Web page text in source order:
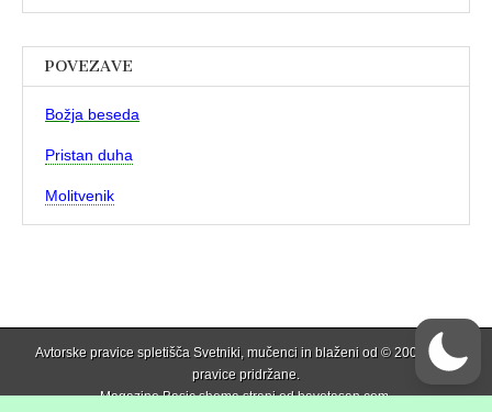
POVEZAVE
Božja beseda
Pristan duha
Molitvenik
Avtorske pravice spletišča Svetniki, mučenci in blaženi od © 2006 . Vse
pravice pridržane.
Magazine Basic shema strani odbavotasan.com.